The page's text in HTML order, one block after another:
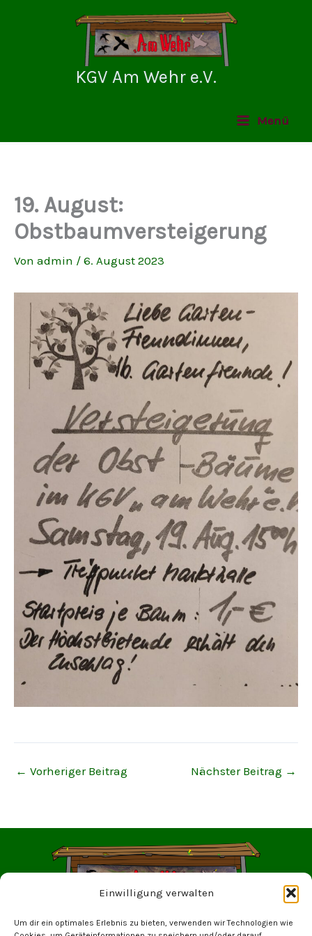
Einwilligung verwalten
Um dir ein optimales Erlebnis zu bieten, verwenden wir Technologien wie
KGV Am Wehr e.V.
Menü
19. August:
Obstbaumversteigerung
Von admin / 6. August 2023
← Vorheriger Beitrag Nächster Beitrag →